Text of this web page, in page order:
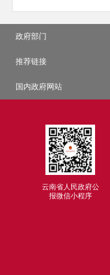
政府部门
推荐链接
国内政府网站
云南省人民政府公
报微信小程序